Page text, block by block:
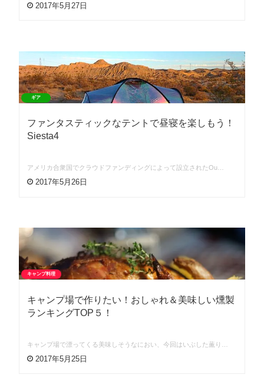
2017年5月27日
ギア
ファンタスティックなテントで昼寝を楽しもう！
Siesta4
アメリカ合衆国でクラウドファンディングによって設立されたOu…
2017年5月26日
キャンプ料理
キャンプ場で作りたい！おしゃれ＆美味しい燻製
ランキングTOP５！
キャンプ場で漂ってくる美味しそうなにおい、今回はいぶした薫り…
2017年5月25日